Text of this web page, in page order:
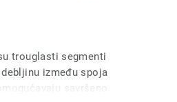
trouglasti segmenti
između spoja
savršeno